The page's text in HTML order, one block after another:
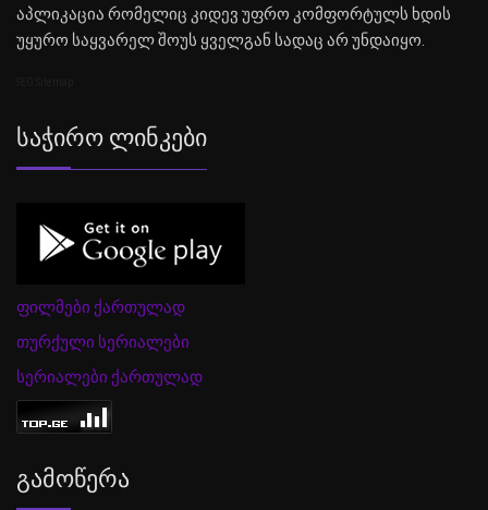
აპლიკაცია რომელიც კიდევ უფრო კომფორტულს ხდის
უყურო საყვარელ შოუს ყველგან სადაც არ უნდაიყო.
Საჭირო Ლინკები
ფილმები ქართულად
თურქული სერიალები
სერიალები ქართულად
Გამოწერა